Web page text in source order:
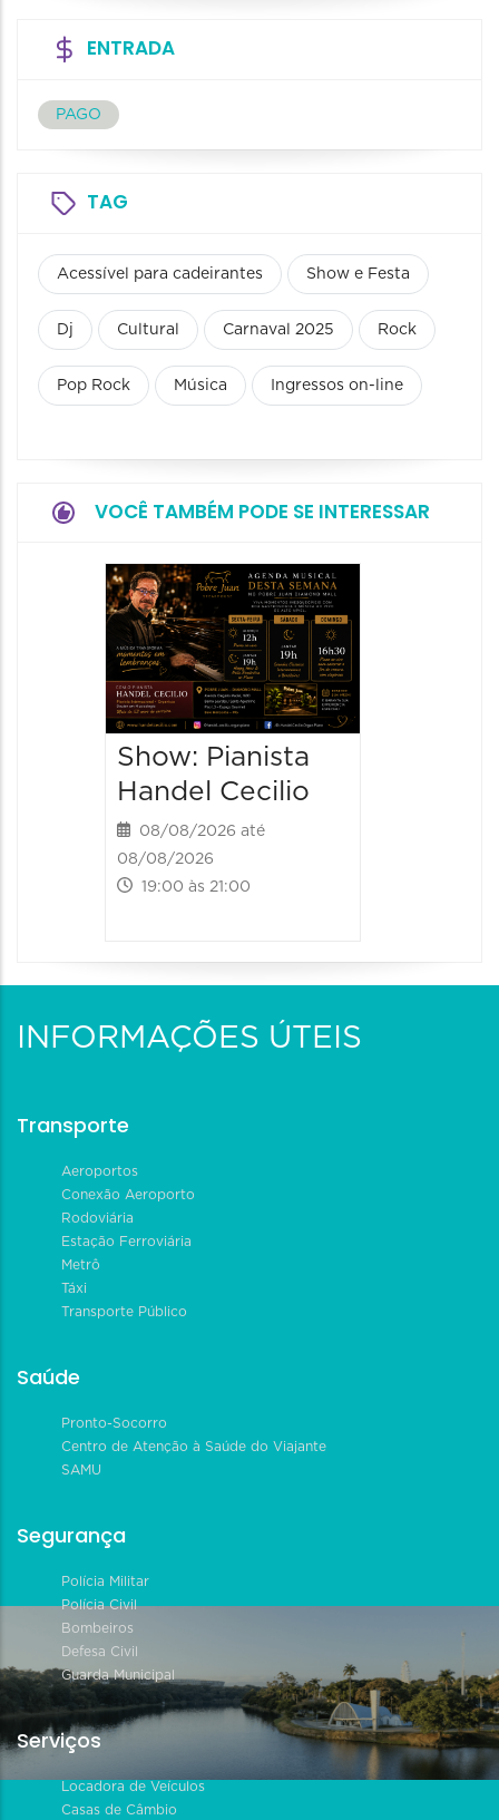
ENTRADA
PAGO
TAG
Acessível para cadeirantes Show e Festa
Dj Cultural Carnaval 2025 Rock
Pop Rock Música Ingressos on-line
VOCÊ TAMBÉM PODE SE INTERESSAR
Show: Pianista
Handel Cecilio
08/08/2026 até
08/08/2026
19:00 às 21:00
INFORMAÇÕES ÚTEIS
Transporte
Aeroportos
Conexão Aeroporto
Rodoviária
Estação Ferroviária
Metrô
Táxi
Transporte Público
Saúde
Pronto-Socorro
Centro de Atenção à Saúde do Viajante
SAMU
Segurança
Polícia Militar
Polícia Civil
Bombeiros
Defesa Civil
Guarda Municipal
Serviços
Locadora de Veículos
Casas de Câmbio